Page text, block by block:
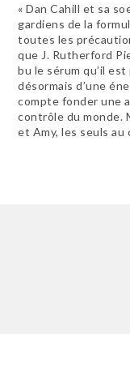
« Dan Cahill et sa
gardiens de la
toutes les
que J. Rutherford
bu le sérum qu’il
désormais d’une
compte fonder une
contrôle du monde.
et Amy, les seuls